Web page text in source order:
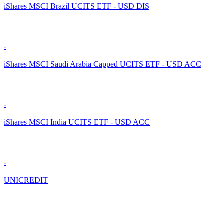
iShares MSCI Brazil UCITS ETF - USD DIS
-
iShares MSCI Saudi Arabia Capped UCITS ETF - USD ACC
-
iShares MSCI India UCITS ETF - USD ACC
-
UNICREDIT